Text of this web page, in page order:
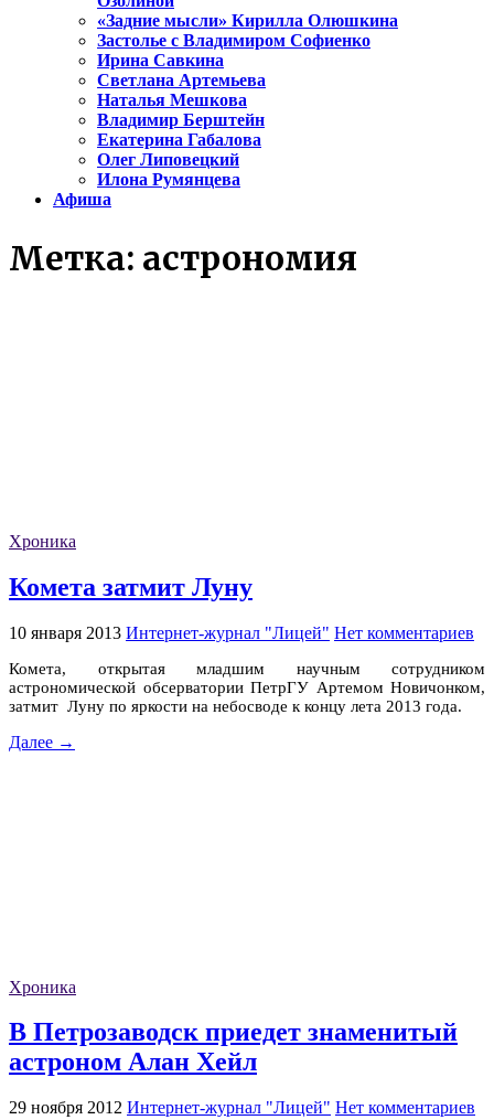
«Задние мысли» Кирилла Олюшкина
Застолье с Владимиром Софиенко
Ирина Савкина
Светлана Артемьева
Наталья Мешкова
Владимир Берштейн
Екатерина Габалова
Олег Липовецкий
Илона Румянцева
Афиша
Метка: астрономия
Хроника
Комета затмит Луну
10 января 2013 Интернет-журнал "Лицей" Нет комментариев
Комета, открытая младшим научным сотрудником
астрономической обсерватории ПетрГУ Артемом Новичонком,
затмит Луну по яркости на небосводе к концу лета 2013 года.
Далее →
Хроника
В Петрозаводск приедет знаменитый
астроном Алан Хейл
29 ноября 2012 Интернет-журнал "Лицей" Нет комментариев